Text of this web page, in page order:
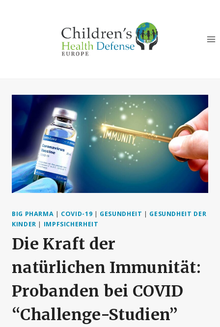
BIG PHARMA | COVID-19 | GESUNDHEIT | GESUNDHEIT DER
KINDER | IMPFSICHERHEIT
Die Kraft der
natürlichen Immunität:
Probanden bei COVID
“Challenge-Studien”